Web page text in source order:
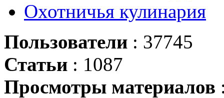
Охотничья кулинария
Пользователи : 37745
Статьи : 1087
Просмотры материалов